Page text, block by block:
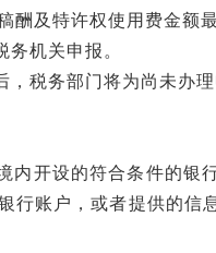
酬及特许权使用费金额
机关申报。
税务部门将为尚未办
内开设的符合条件的银
行账户，或者提供的信